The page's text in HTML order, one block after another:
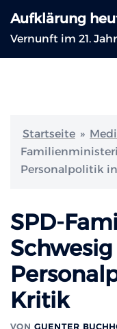
Inhalt
springen
Aufklärung
Vernunft im 21.
Startseite »
Personalpolitik
SPD-
Kritik
VON GUENTER